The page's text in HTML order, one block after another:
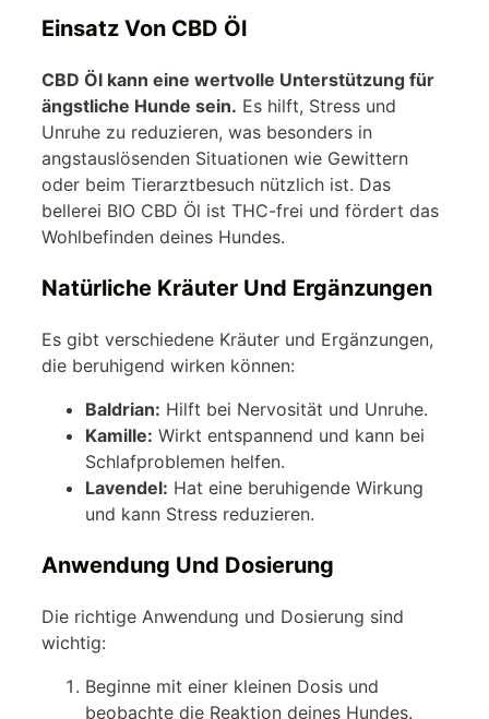
Einsatz Von CBD Öl
CBD Öl kann eine wertvolle Unterstützung für
ängstliche Hunde sein. Es hilft, Stress und
Unruhe zu reduzieren, was besonders in
angstauslösenden Situationen wie Gewittern
oder beim Tierarztbesuch nützlich ist. Das
bellerei BIO CBD Öl ist THC-frei und fördert das
Wohlbefinden deines Hundes.
Natürliche Kräuter Und Ergänzungen
Es gibt verschiedene Kräuter und Ergänzungen,
die beruhigend wirken können:
Baldrian: Hilft bei Nervosität und Unruhe.
Kamille: Wirkt entspannend und kann bei
Schlafproblemen helfen.
Lavendel: Hat eine beruhigende Wirkung
und kann Stress reduzieren.
Anwendung Und Dosierung
Die richtige Anwendung und Dosierung sind
wichtig:
Beginne mit einer kleinen Dosis und
beobachte die Reaktion deines Hundes.